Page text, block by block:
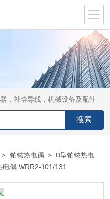
，补偿导线，机械设备及配件
>铂铑热电偶 > B型铂铑热电
偶 WRR2-101/131